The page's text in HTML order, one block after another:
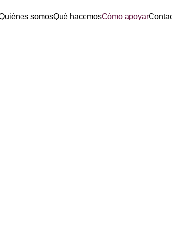
somosQué hacemosCómo apoyar